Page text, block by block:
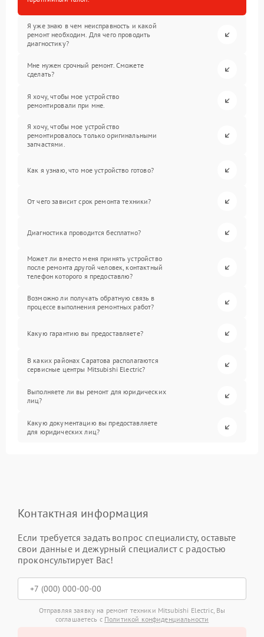
Я уже знаю в чем неисправность и какой
ремонт необходим. Для чего проводить
диагностику?
Мне нужен срочный ремонт. Сможете
сделать?
Я хочу, чтобы мое устройство
ремонтировали при мне.
Я хочу, чтобы мое устройство
ремонтировалось только оригинальными
запчастями.
Как я узнаю, что мое устройство готово?
От чего зависит срок ремонта техники?
Диагностика проводится бесплатно?
Может ли вместо меня принять устройство
после ремонта другой человек, контактный
телефон которого я предоставлю?
Возможно ли получать обратную связь в
процессе выполнения ремонтных работ?
Какую гарантию вы предоставляете?
В каких районах Саратова располагаются
сервисные центры Mitsubishi Electric?
Выполняете ли вы ремонт для юридических
лиц?
Какую документацию вы предоставляете
для юридических лиц?
Контактная информация
Если требуется задать вопрос специалисту, оставьте
свои данные и дежурный специалист с радостью
проконсультирует Вас!
Отправляя заявку на ремонт техники Mitsubishi Electric, Вы
соглашаетесь с Политикой конфиденциальности